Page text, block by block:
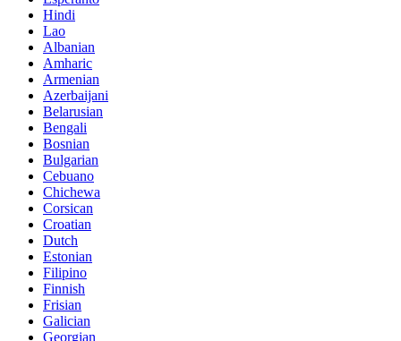
Hindi
Lao
Albanian
Amharic
Armenian
Azerbaijani
Belarusian
Bengali
Bosnian
Bulgarian
Cebuano
Chichewa
Corsican
Croatian
Dutch
Estonian
Filipino
Finnish
Frisian
Galician
Georgian